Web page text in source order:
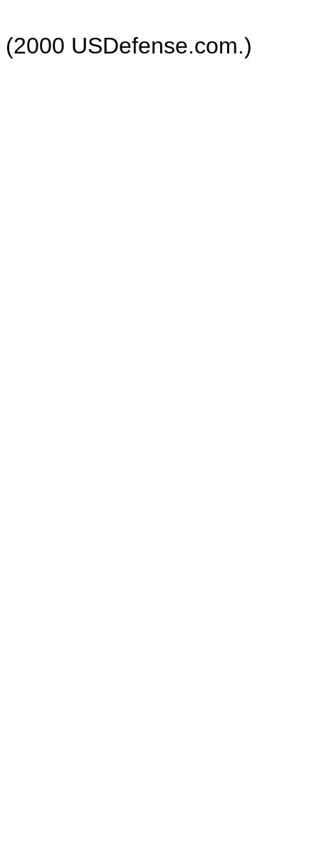
(2000 USDefense.com.)